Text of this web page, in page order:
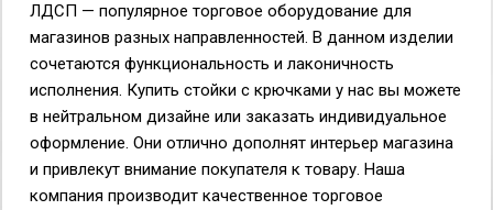
ЛДСП — популярное торговое оборудование для
магазинов разных направленностей. В данном изделии
сочетаются функциональность и лаконичность
исполнения. Купить стойки с крючками у нас вы можете
в нейтральном дизайне или заказать индивидуальное
оформление. Они отлично дополнят интерьер магазина
и привлекут внимание покупателя к товару. Наша
компания производит качественное торговое